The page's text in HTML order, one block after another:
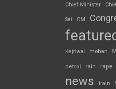
Chief Minister
Sai CM
Kejriwal mohan
petrol rain rape
news
train